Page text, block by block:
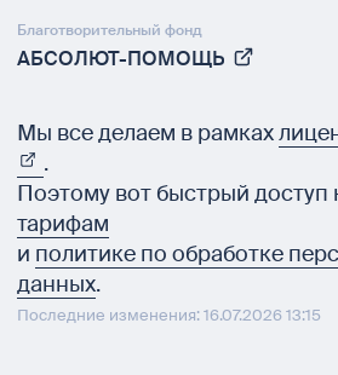
Благотворительный фонд
АБСОЛЮТ-ПОМОЩЬ
Мы все делаем в рамках
.
Поэтому вот быстрый доступ
тарифам
и политике по обработке
данных.
Последние изменения: 16.07.2026 13:15